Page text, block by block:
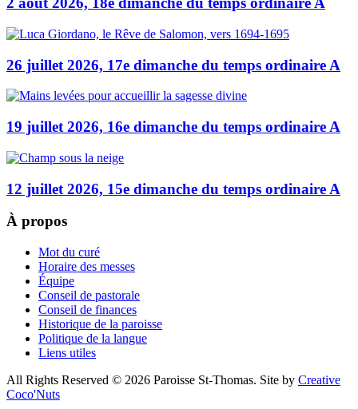
26 juillet 2026, 17e dimanche du temps ordinaire A
19 juillet 2026, 16e dimanche du temps ordinaire A
12 juillet 2026, 15e dimanche du temps ordinaire A
À propos
Mot du curé
Horaire des messes
Équipe
Conseil de pastorale
Conseil de finances
Historique de la paroisse
Politique de la langue
Liens utiles
All Rights Reserved © 2026 Paroisse St-Thomas. Site by Creative
Coco'Nuts